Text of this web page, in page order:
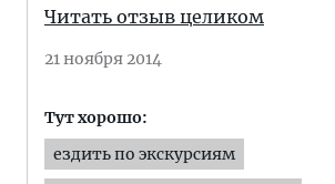
Читать отзыв целиком
21 ноября 2014
Тут хорошо:
ездить по экскурсиям